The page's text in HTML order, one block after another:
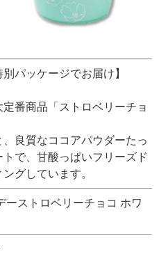
別パッケージでお届け】
番商品「ストロベリーチョ
良質なココアパウダーたっ
で、甘酸っぱいフリーズド
グしています。
ーストロベリーチョコ ホワ